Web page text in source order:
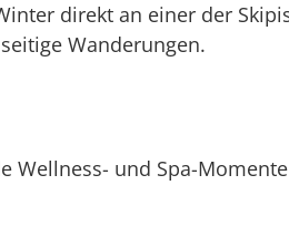
direkt an einer der
Wanderungen.
Wellness- und Spa-